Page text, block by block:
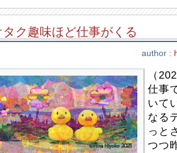
タク趣味ほど仕事がくる
author :
（
仕事
いて
なる
っと
つつ